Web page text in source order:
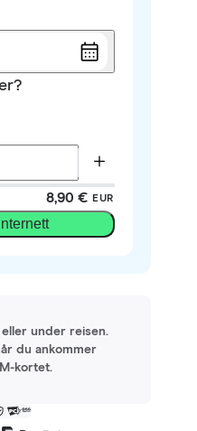
8,90 € EUR
under reisen.
du ankommer
kortet.